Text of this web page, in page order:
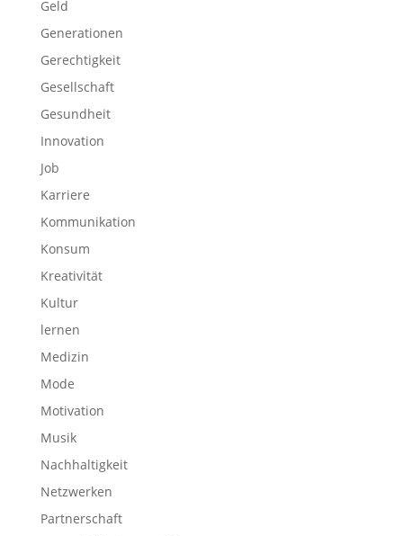
Geld
Generationen
Gerechtigkeit
Gesellschaft
Gesundheit
Innovation
Job
Karriere
Kommunikation
Konsum
Kreativität
Kultur
lernen
Medizin
Mode
Motivation
Musik
Nachhaltigkeit
Netzwerken
Partnerschaft